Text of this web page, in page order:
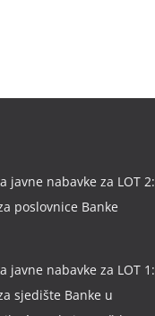
nabavke za LOT 2:
poslovnice Banke
nabavke za LOT 1:
sjedište Banke u